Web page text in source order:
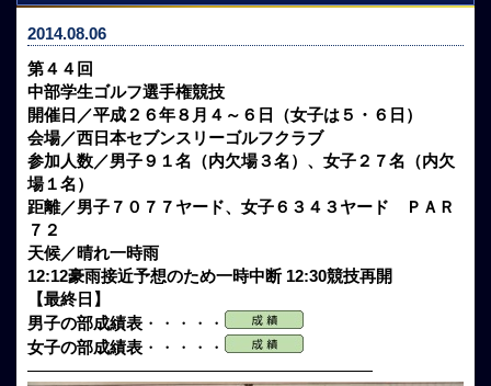
2014.08.06
第４４回
中部学生ゴルフ選手権競技
開催日／平成２６年８月４～６日（女子は５・６日）
会場／西日本セブンスリーゴルフクラブ
参加人数／男子９１名（内欠場３名）、女子２７名（内欠
場１名）
距離／男子７０７７ヤード、女子６３４３ヤード ＰＡＲ
７２
天候／晴れ一時雨
12:12豪雨接近予想のため一時中断 12:30競技再開
【最終日】
男子の部成績表 ・・・・・
女子の部成績表 ・・・・・
—————————————————————